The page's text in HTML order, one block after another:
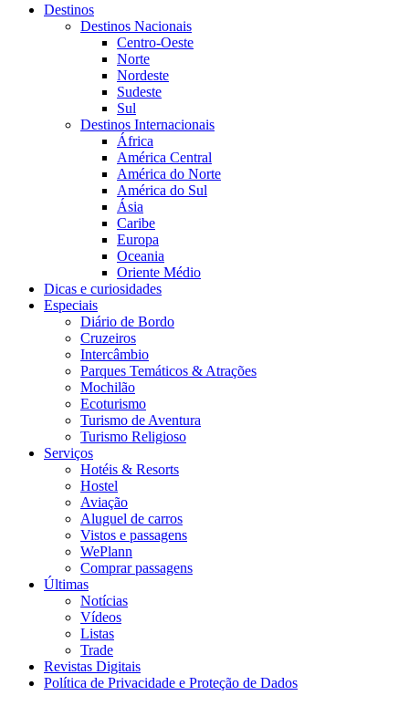
Destinos
Destinos Nacionais
Centro-Oeste
Norte
Nordeste
Sudeste
Sul
Destinos Internacionais
África
América Central
América do Norte
América do Sul
Ásia
Caribe
Europa
Oceania
Oriente Médio
Dicas e curiosidades
Especiais
Diário de Bordo
Cruzeiros
Intercâmbio
Parques Temáticos & Atrações
Mochilão
Ecoturismo
Turismo de Aventura
Turismo Religioso
Serviços
Hotéis & Resorts
Hostel
Aviação
Aluguel de carros
Vistos e passagens
WePlann
Comprar passagens
Últimas
Notícias
Vídeos
Listas
Trade
Revistas Digitais
Política de Privacidade e Proteção de Dados